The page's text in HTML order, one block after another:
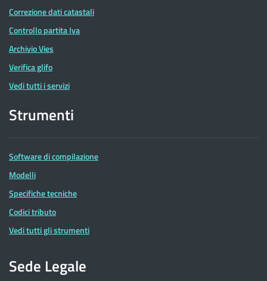
Correzione dati catastali
Controllo partita Iva
Archivio Vies
Verifica glifo
Vedi tutti i servizi
Strumenti
Software di compilazione
Modelli
Specifiche tecniche
Codici tributo
Vedi tutti gli strumenti
Sede Legale